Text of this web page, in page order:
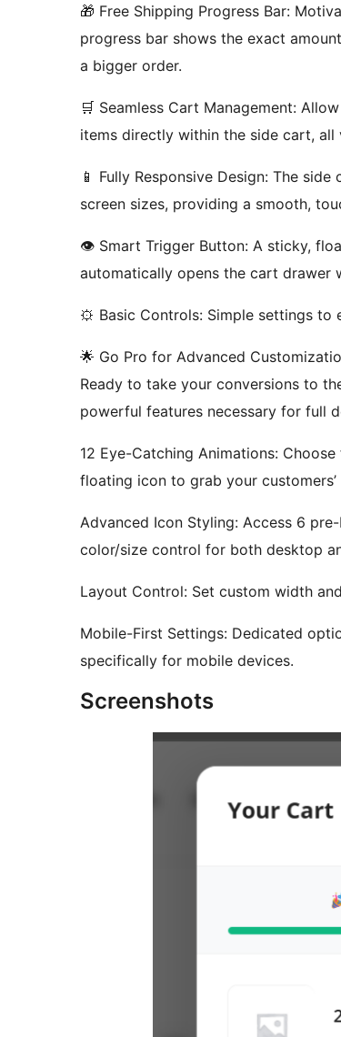
🎁 Free Shipping Progress Bar:
progress bar shows the exact
a bigger order.
🛒 Seamless Cart Management:
items directly within the side cart, all
📱 Fully Responsive Design: The
screen sizes, providing a smooth,
👁️ Smart Trigger Button: A sticky,
automatically opens the cart drawer
⚙️ Basic Controls: Simple settings to
🌟 Go Pro for Advanced
Ready to take your conversions to
powerful features necessary for full
12 Eye-Catching Animations:
floating icon to grab your
Advanced Icon Styling: Access 6
color/size control for both desktop
Layout Control: Set custom width
Mobile-First Settings: Dedicated
specifically for mobile devices.
Screenshots